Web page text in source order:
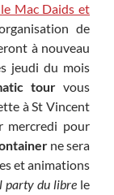
Mac Daids et
de
à nouveau
jeudi du mois
tourvous
à St Vincent
mercredi pour
ne sera
et animations
party du libre le